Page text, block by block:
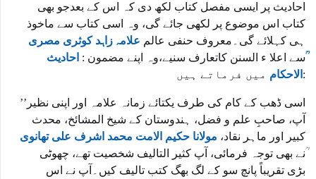
احادیث پر ایسی مفصل کتاب لکھ دی کہ اس کے بعدجو بھی
کتاب اس موضوع پر لکھی جائے گی، وہ اسی کتاب سے ماخوذ
ہی کہلائے گی۔معروف حنفی عالم علامہ زاہد کوثری مصری
سے اعلا ء السنن کاتعارف سنیے،وہ اپنے مضمون : احادیث
الاحکام میں فرماتے ہیں:
’’اسی ڈھب کے کام کی طرف یکتائے زمانہ علامہ اور اپنی نظیر
آپ، صاحبِ علم و فضل، ہندوستان کے شیخ المشائخ، محدث
کبیر اور ماہر نقاد، مولانا حکیم الامت محمد اشرف علی تھانوی
ؒنے بھی توجہ فرمائی، آپ کثیر التالیف شخصیت تھے، چھوٹی
بڑی تقریباً پانچ سو کے لگ بھگ کتب تالیف کیں۔آپ نے اس